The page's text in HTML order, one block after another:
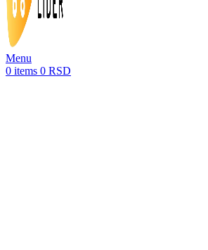
Menu
0 items 0 RSD